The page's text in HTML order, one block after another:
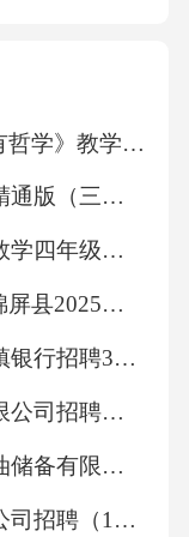
务的质量。
业需要加强品
强竞争力。2.
满足市场需
推进数字化
适应行业发
强人才培
加强与同行
同推动行业
高中思想政治《生活处处有哲学》教学实践
2026年秋季学期小学人教精通版（三起）（新教材） 英语六年级上册教学计划含进度表
齐齐哈尔市富裕县2025年数学四年级下学期期末学业质量监测试题（含答案）
黔东南南苗族侗族自治州锦屏县2025届数学三年级下学期期末考试模拟试题（含解析）
2025广东湛江廉江长江村镇银行招聘3人笔试历年典型考题及考点剖析附带答案详解
2025广东广州筑业城建有限公司招聘人员（第二批）笔试人员及安排笔试历年备考题库附带答案详解
2025广东佛山市南海区粮油储备有限公司招聘2人笔试历年常考点试题专练附带答案详解
2025年西安金麟投资有限公司招聘（12人）笔试历年典型考点题库附带答案详解